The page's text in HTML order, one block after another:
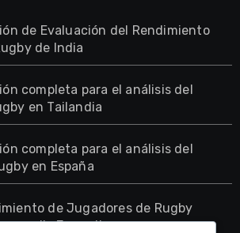
de Evaluación del Rendimiento
de India
completa para el análisis del
en Tailandia
completa para el análisis del
en España
de Jugadores de Rugby
Juvenil